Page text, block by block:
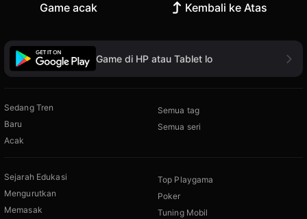
Game acak Kembali ke Atas
Game di HP atau Tablet lo
Sedang Tren
Baru
Acak
Semua tag
Semua seri
Sejarah Edukasi
Mengurutkan
Memasak
Top Playgama
Poker
Tuning Mobil